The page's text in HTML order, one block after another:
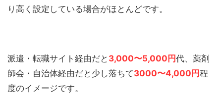
り高く設定している場合がほとんどです。
派遣・転職サイト経由だと 3,000〜5,000円代、薬剤
師会・自治体経由だと少し落ちて3000〜4,000円程
度のイメージです。